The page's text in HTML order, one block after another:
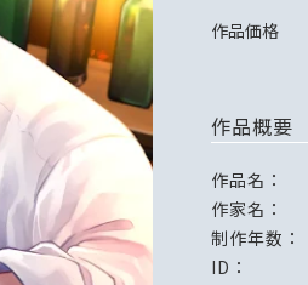
作品価格
作品概要
作品名：
作家名：
制作年数：
ID：